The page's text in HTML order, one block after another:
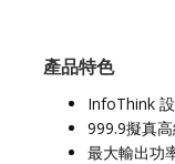
產品特色
InfoThink
999.9擬真
最大輸出功